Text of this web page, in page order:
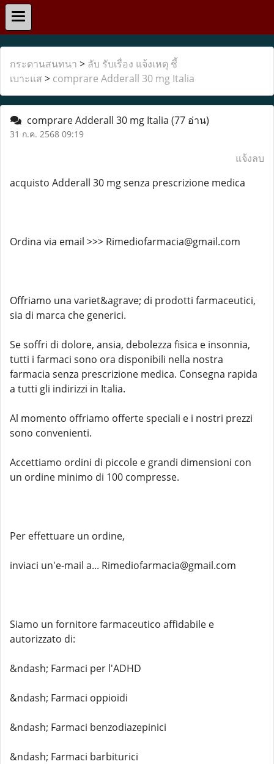
กระดานสนทนา > ลับ รับเรื่อง แจ้งเหตุ ชี้
เบาะแส > comprare Adderall 30 mg Italia
comprare Adderall 30 mg Italia (77 อ่าน)
31 ก.ค. 2568 09:19
แจ้งลบ
acquisto Adderall 30 mg senza prescrizione medica
Ordina via email >>> Rimediofarmacia@gmail.com
Offriamo una variet&agrave; di prodotti farmaceutici,
sia di marca che generici.
Se soffri di dolore, ansia, debolezza fisica e insonnia,
tutti i farmaci sono ora disponibili nella nostra
farmacia senza prescrizione medica. Consegna rapida
a tutti gli indirizzi in Italia.
Al momento offriamo offerte speciali e i nostri prezzi
sono convenienti.
Accettiamo ordini di piccole e grandi dimensioni con
un ordine minimo di 100 compresse.
Per effettuare un ordine,
inviaci un'e-mail a... Rimediofarmacia@gmail.com
Siamo un fornitore farmaceutico affidabile e
autorizzato di:
&ndash; Farmaci per l'ADHD
&ndash; Farmaci oppioidi
&ndash; Farmaci benzodiazepinici
&ndash; Farmaci barbiturici